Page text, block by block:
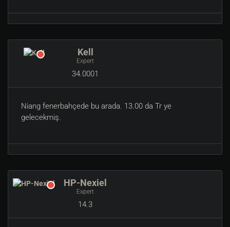
Kell
Expert
34.0001
Niang fenerbahçede bu arada. 13.00 da Tr ye
gelecekmiş.
HP-Nexiel
Expert
14.3